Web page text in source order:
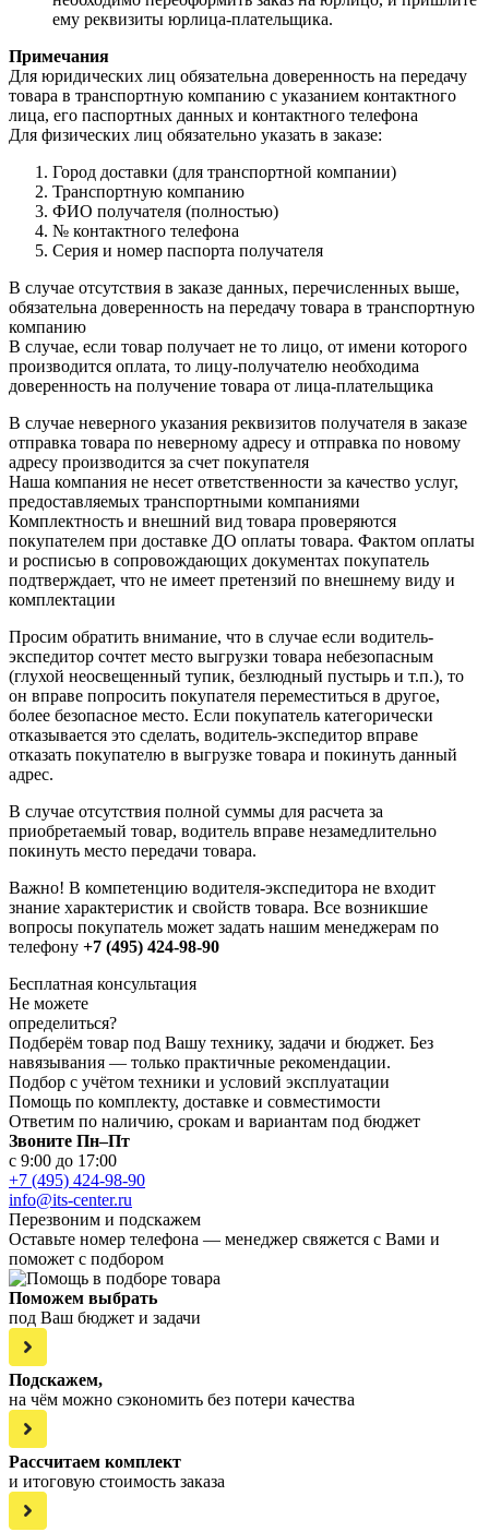
ему реквизиты юрлица-плательщика.
Примечания
Для юридических лиц обязательна доверенность на передачу
товара в транспортную компанию с указанием контактного
лица, его паспортных данных и контактного телефона
Для физических лиц обязательно указать в заказе:
Город доставки (для транспортной компании)
Транспортную компанию
ФИО получателя (полностью)
№ контактного телефона
Серия и номер паспорта получателя
В случае отсутствия в заказе данных, перечисленных выше,
обязательна доверенность на передачу товара в транспортную
компанию
В случае, если товар получает не то лицо, от имени которого
производится оплата, то лицу-получателю необходима
доверенность на получение товара от лица-плательщика
В случае неверного указания реквизитов получателя в заказе
отправка товара по неверному адресу и отправка по новому
адресу производится за счет покупателя
Наша компания не несет ответственности за качество услуг,
предоставляемых транспортными компаниями
Комплектность и внешний вид товара проверяются
покупателем при доставке ДО оплаты товара. Фактом оплаты
и росписью в сопровождающих документах покупатель
подтверждает, что не имеет претензий по внешнему виду и
комплектации
Просим обратить внимание, что в случае если водитель-
экспедитор сочтет место выгрузки товара небезопасным
(глухой неосвещенный тупик, безлюдный пустырь и т.п.), то
он вправе попросить покупателя переместиться в другое,
более безопасное место. Если покупатель категорически
отказывается это сделать, водитель-экспедитор вправе
отказать покупателю в выгрузке товара и покинуть данный
адрес.
В случае отсутствия полной суммы для расчета за
приобретаемый товар, водитель вправе незамедлительно
покинуть место передачи товара.
Важно! В компетенцию водителя-экспедитора не входит
знание характеристик и свойств товара. Все возникшие
вопросы покупатель может задать нашим менеджерам по
телефону +7 (495) 424-98-90
Бесплатная консультация
Не можете
определиться?
Подберём товар под Вашу технику, задачи и бюджет. Без
навязывания — только практичные рекомендации.
Подбор с учётом техники и условий эксплуатации
Помощь по комплекту, доставке и совместимости
Ответим по наличию, срокам и вариантам под бюджет
Звоните Пн–Пт
с 9:00 до 17:00
+7 (495) 424-98-90
info@its-center.ru
Перезвоним и подскажем
Оставьте номер телефона — менеджер свяжется с Вами и
поможет с подбором
Поможем выбрать
под Ваш бюджет и задачи
Подскажем,
на чём можно сэкономить без потери качества
Рассчитаем комплект
и итоговую стоимость заказа